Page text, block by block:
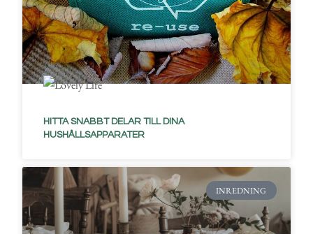
HITTA SNABBT DELAR TILL DINA
HUSHÅLLSAPPARATER
INREDNING